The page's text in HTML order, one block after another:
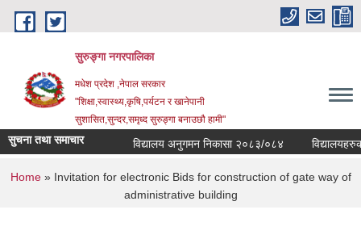
Skip to main content
सुरुङ्‍गा नगरपालिका
मधेश प्रदेश ,नेपाल सरकार
"शिक्षा,स्वास्थ्य,कृषि,पर्यटन र खानेपानी
सुशासित,सुन्दर,समृध्द सुरुङ्गा बनाउछौ हामी"
सुचना तथा समाचार विद्यालय अनुगमन निकासा २०८३/०८४
You are here
Home» Invitation for electronic Bids for construction of gate way of
administrative building